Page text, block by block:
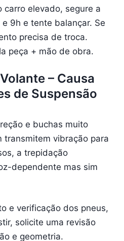
carro elevado, segure a
9h e tente balançar. Se
precisa de troca.
peça + mão de obra.
– Causa
de Suspensão
e buchas muito
vibração para
a trepidação
dependente mas sim
e verificação dos pneus,
solicite uma revisão
e geometria.